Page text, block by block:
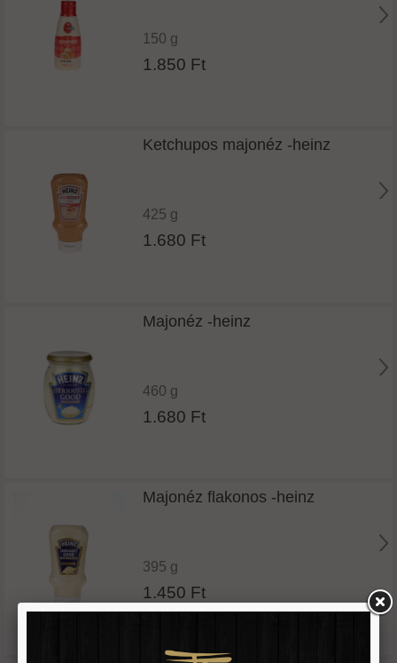
150 g
1.850 Ft
Ketchupos majonéz -heinz
425 g
1.680 Ft
Majonéz -heinz
460 g
1.680 Ft
Majonéz flakonos -heinz
395 g
1.450 Ft